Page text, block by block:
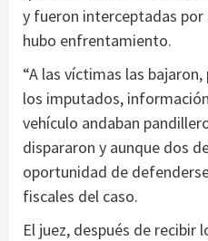
y fueron interceptadas por
hubo enfrentamiento.
“A las víctimas las
los imputados,
vehículo andaban
dispararon y aunque dos
oportunidad de
fiscales del caso.
El juez, después de recibir